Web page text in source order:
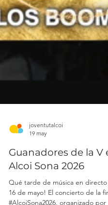
joventutalcoi
19 may
Guanadores de la V